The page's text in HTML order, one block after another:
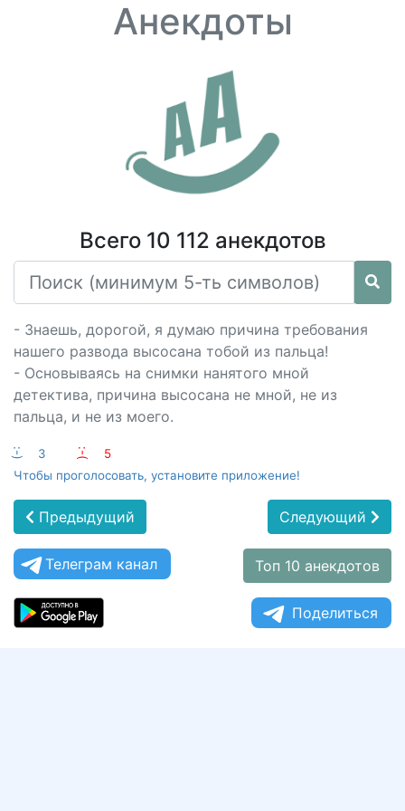
Анекдоты
Всего 10 112 анекдотов
- Знаешь, дорогой, я думаю причина требования
нашего развода высосана тобой из пальца!
- Основываясь на снимки нанятого мной
детектива, причина высосана не мной, не из
пальца, и не из моего.
:-) 3 :-(
5
Чтобы проголосовать, установите приложение!
Предыдущий Следующий
Телеграм канал Топ 10 анекдотов
Поделиться